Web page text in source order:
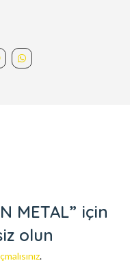
METAL” için
olun
.